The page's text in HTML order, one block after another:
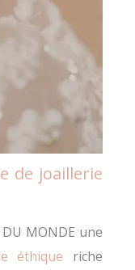
de joaillerie
DU MONDE une
éthique riche